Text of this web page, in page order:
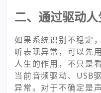
二、通过驱动
如果系统识别不稳定
听表现异常，可以先用
人生的作用，不只是
当前音频驱动、USB
异常。对于不确定是